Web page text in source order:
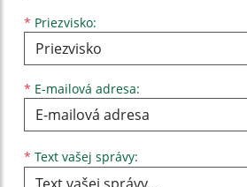
* Priezvisko:
* E-mailová adresa:
* Text vašej správy: